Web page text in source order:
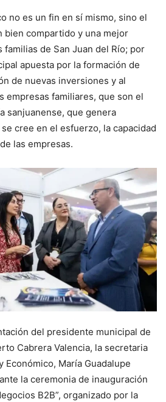
no es un fin en sí mismo, sino el
bien compartido y una mejor
familias de San Juan del Río; por
apuesta por la formación de
de nuevas inversiones y al
empresas familiares, que son el
sanjuanense, que genera
cree en el esfuerzo, la capacidad
las empresas.
del presidente municipal de
Cabrera Valencia, la secretaria
María Guadalupe
la ceremonia de inauguración
B2B”, organizado por la